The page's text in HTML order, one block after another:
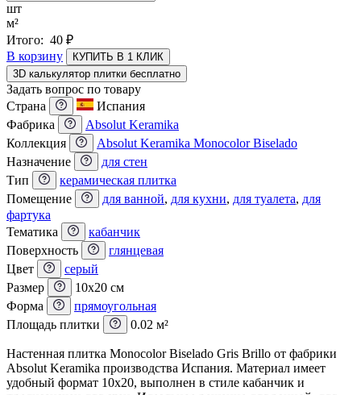
шт
м²
Итого: 40 ₽
В корзину
КУПИТЬ В 1 КЛИК
3D калькулятор плитки бесплатно
Задать вопрос по товару
Страна
Испания
Фабрика
Absolut Keramika
Коллекция
Absolut Keramika Monocolor Biselado
Назначение
для стен
Тип
керамическая плитка
Помещение
для ванной, для кухни, для туалета, для
фартука
Тематика
кабанчик
Поверхность
глянцевая
Цвет
серый
Размер
10x20 см
Форма
прямоугольная
Площадь плитки
0.02 м²
Настенная плитка Monocolor Biselado Gris Brillo от фабрики
Absolut Keramika производства Испания. Материал имеет
удобный формат 10x20, выполнен в стиле кабанчик и